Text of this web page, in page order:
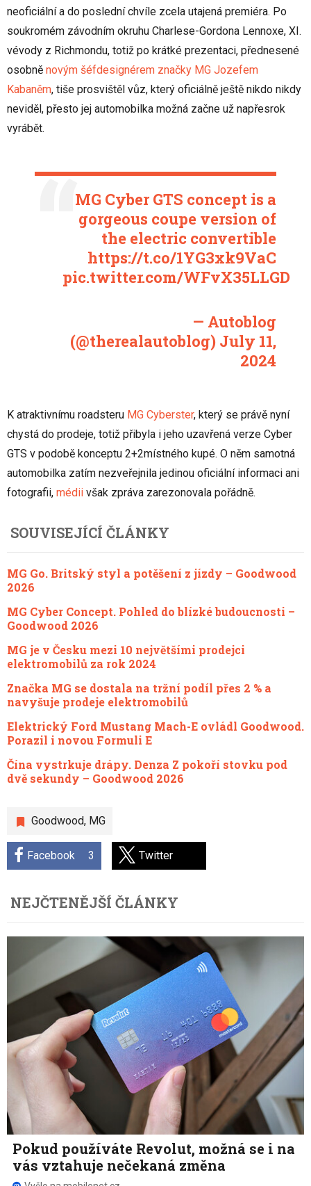
neoficiální a do poslední chvíle zcela utajená premiéra. Po
soukromém závodním okruhu Charlese-Gordona Lennoxe, XI.
vévody z Richmondu, totiž po krátké prezentaci, přednesené
osobně novým šéfdesignérem značky MG Jozefem
Kabaněm, tiše prosvištěl vůz, který oficiálně ještě nikdo nikdy
neviděl, přesto jej automobilka možná začne už napřesrok
vyrábět.
MG Cyber GTS concept is a
gorgeous coupe version of
the electric convertible
https://t.co/1YG3xk9VaC
pic.twitter.com/WFvX35LLGD
— Autoblog
(@therealautoblog) July 11,
2024
K atraktivnímu roadsteru MG Cyberster, který se právě nyní
chystá do prodeje, totiž přibyla i jeho uzavřená verze Cyber
GTS v podobě konceptu 2+2místného kupé. O něm samotná
automobilka zatím nezveřejnila jedinou oficiální informaci ani
fotografii, médii však zpráva zarezonovala pořádně.
Goodwood, MG
Facebook 3 Twitter
SOUVISEJÍCÍ ČLÁNKY
MG Go. Britský styl a potěšení z jízdy – Goodwood
2026
MG Cyber Concept. Pohled do blízké budoucnosti –
Goodwood 2026
MG je v Česku mezi 10 největšími prodejci
elektromobilů za rok 2024
Značka MG se dostala na tržní podíl přes 2 % a
navyšuje prodeje elektromobilů
Elektrický Ford Mustang Mach-E ovládl Goodwood.
Porazil i novou Formuli E
Čína vystrkuje drápy. Denza Z pokoří stovku pod
dvě sekundy – Goodwood 2026
NEJČTENĚJŠÍ ČLÁNKY
Pokud používáte Revolut, možná se i na
vás vztahuje nečekaná změna